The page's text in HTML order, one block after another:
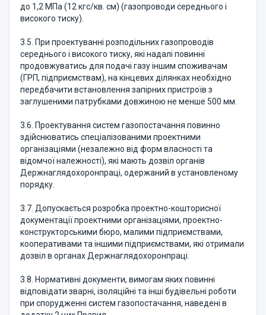
до 1,2 МПа (12 кгс/кв. см) (газопроводи середнього і
високого тиску).
3.5. При проектуванні розподільних газопроводів
середнього і високого тиску, які надалі повинні
продовжуватись для подачі газу іншим споживачам
(ГРП, підприємствам), на кінцевих ділянках необхідно
передбачити встановлення запірних пристроїв з
заглушеними патрубками довжиною не менше 500 мм.
3.6. Проектування систем газопостачання повинно
здійснюватись спеціалізованими проектними
організаціями (незалежно від форм власності та
відомчої належності), які мають дозвіл органів
Держнаглядохоронпраці, одержаний в установленому
порядку.
3.7. Допускається розробка проектно-кошторисної
документації проектними організаціями, проектно-
конструкторськими бюро, малими підприємствами,
кооперативами та іншими підприємствами, які отримали
дозвіл в органах Держнаглядохоронпраці.
3.8. Нормативні документи, вимогам яких повинні
відповідати зварні, ізоляційні та інші будівельні роботи
при спорудженні систем газопостачання, наведені в